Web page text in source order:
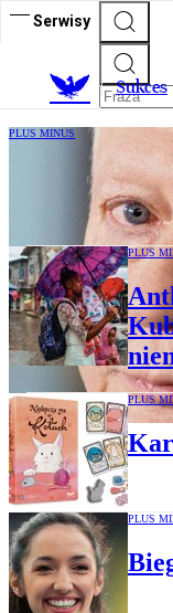
Serwisy
Sukces
PLUS MINUS
Michał Boni.
obywatelska
PLUS
PLUS
PLUS